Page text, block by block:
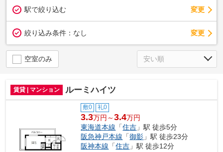
駅で絞り込む 変更
絞り込み条件： なし 変更
空室のみ
賃貸 | マンション ルーミハイツ
敷0 礼0
3.3万円～3.4万円
東海道本線 「住吉 」駅 徒歩5分
阪急神戸本線 「御影 」駅 徒歩23分
阪神本線 「住吉 」駅 徒歩12分